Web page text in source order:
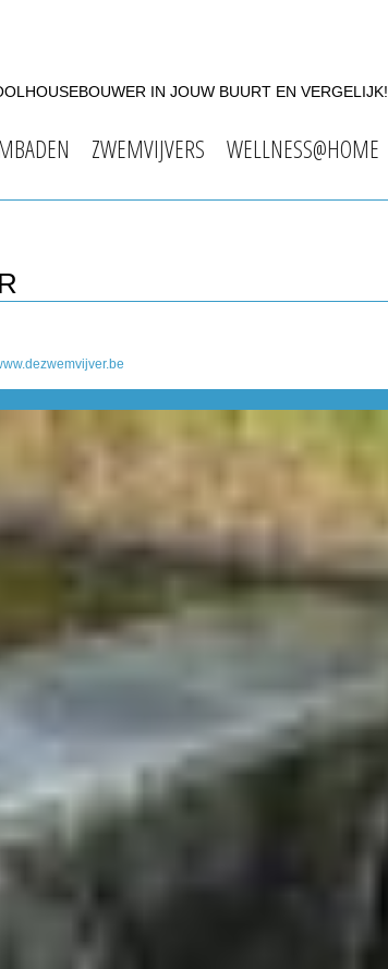
IN JOUW BUURT EN VERGELIJK!
ZWEMVIJVERS WELLNESS@HOME